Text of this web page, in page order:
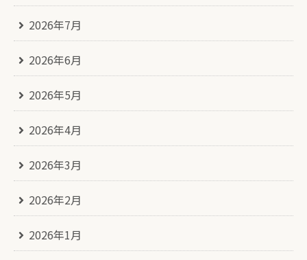
2026年7月
2026年6月
2026年5月
2026年4月
2026年3月
2026年2月
2026年1月